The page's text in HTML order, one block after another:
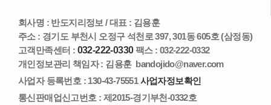
회사명 : 반도지리정보 /대표 : 김용훈
주소 : 경기도 부천시 오정구 석천로 397, 301동 605호 (삼정동)
고객만족센터 : 032-222-0330 팩스 : 032-222-0332
개인정보관리 책임자 : 김용훈 bandojido@naver.com
사업자 등록번호 : 130-43-75551 사업자정보확인
통신판매업신고번호 : 제2015-경기부천-0332호